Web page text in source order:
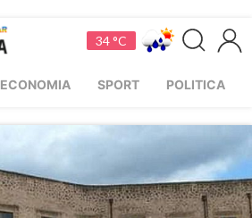
34 °C
ECONOMIA SPORT POLITICA